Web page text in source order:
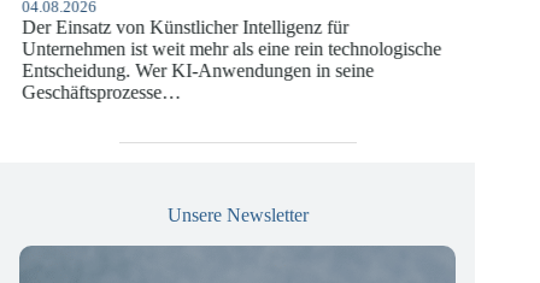
von Künstlicher Intelligenz für
ist weit mehr als eine rein technologische
Wer KI-Anwendungen in seine
Die europäische
Unsere Newsletter